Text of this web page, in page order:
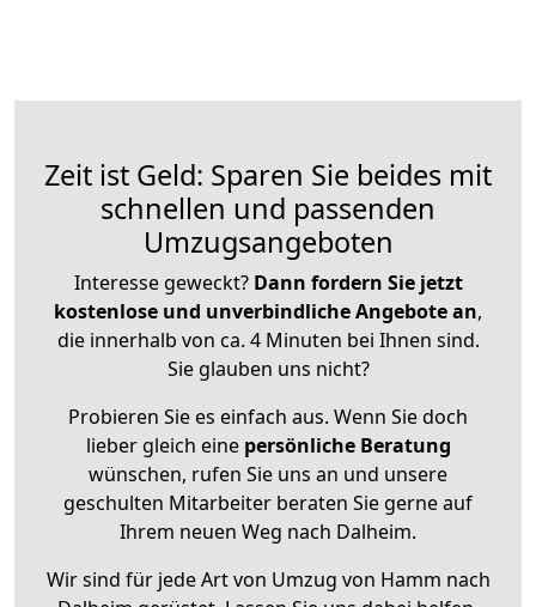
Zeit ist Geld: Sparen Sie beides mit
schnellen und passenden
Umzugsangeboten
Interesse geweckt? Dann fordern Sie jetzt
kostenlose und unverbindliche Angebote an,
die innerhalb von ca. 4 Minuten bei Ihnen sind.
Sie glauben uns nicht?
Probieren Sie es einfach aus. Wenn Sie doch
lieber gleich eine persönliche Beratung
wünschen, rufen Sie uns an und unsere
geschulten Mitarbeiter beraten Sie gerne auf
Ihrem neuen Weg nach Dalheim.
Wir sind für jede Art von Umzug von Hamm nach